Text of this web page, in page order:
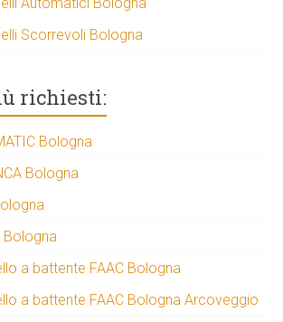
Automatici Bologna
Scorrevoli Bologna
richiesti:
Bologna
Bologna
Bologna
a battente FAAC Bologna
a battente FAAC Bologna Arcoveggio